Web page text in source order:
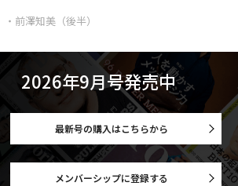
前澤知美（後半）
2026年9月号発売中
最新号の購入はこちらから
メンバーシップに登録する